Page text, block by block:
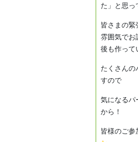
た」と思っ
皆さまの緊
雰囲気でお
後も作って
たくさんの
すので
気になるパ
から！
皆様のご参